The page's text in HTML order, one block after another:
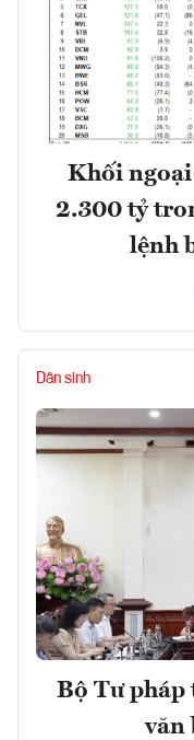
Khối
2.300 tỷ
lệnh
Dân sinh
Bộ Tư pháp
văn